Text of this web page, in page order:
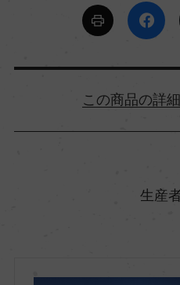
詳細
生産